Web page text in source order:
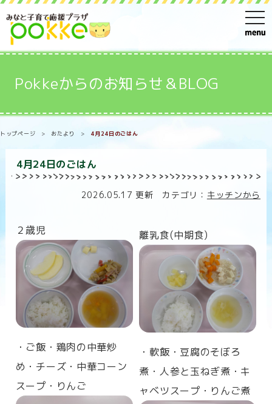
t
o
g
n
Pokkeからのお知らせ＆BLOG
トップページ > おたより > 4月24日のごはん
4月24日のごはん
2026.05.17 更新 カテゴリ： キッチンから
２歳児
・ご飯・鶏肉の中華炒
め・チーズ・中華コーン
スープ・りんご
離乳食(中期食)
・軟飯・豆腐のそぼろ
煮・人参と玉ねぎ煮・キ
ャベツスープ・りんご煮